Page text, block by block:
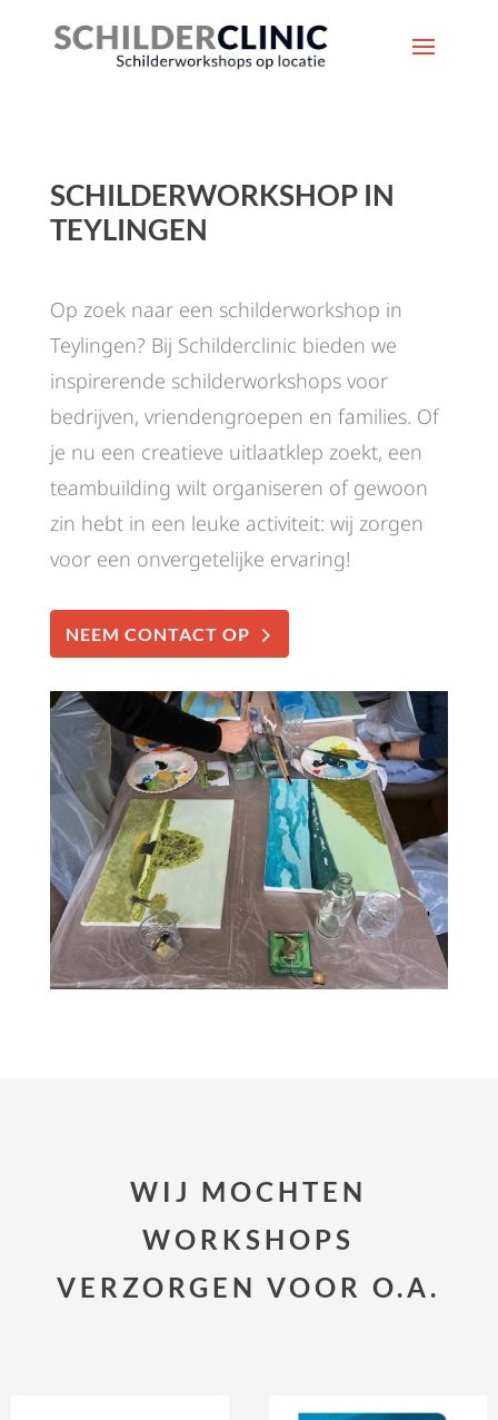
SCHILDERWORKSHOP IN
TEYLINGEN
Op zoek naar een schilderworkshop in
Teylingen? Bij Schilderclinic bieden we
inspirerende schilderworkshops voor
bedrijven, vriendengroepen en families. Of
je nu een creatieve uitlaatklep zoekt, een
teambuilding wilt organiseren of gewoon
zin hebt in een leuke activiteit: wij zorgen
voor een onvergetelijke ervaring!
NEEM CONTACT OP
WIJ MOCHTEN
WORKSHOPS
VERZORGEN VOOR O.A.